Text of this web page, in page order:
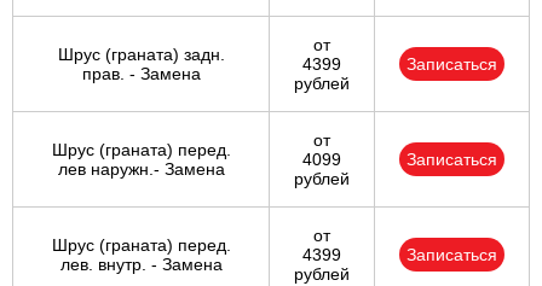
Шрус (граната) задн.
прав. - Замена
от
4399
рублей
Записаться
Шрус (граната) перед.
лев наружн.- Замена
от
4099
рублей
Записаться
Шрус (граната) перед.
лев. внутр. - Замена
от
4399
рублей
Записаться